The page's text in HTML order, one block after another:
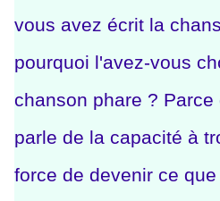
vous avez écrit la
pourquoi l'avez-vous
chanson phare ?
parle de la capacité à
force de devenir ce